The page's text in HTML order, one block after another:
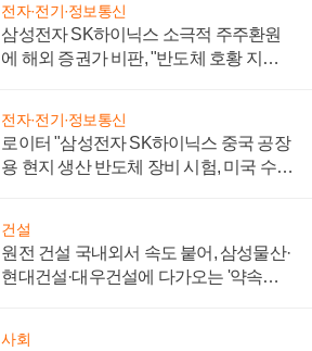
전자·전기·정보통신
삼성전자 SK하이닉스 소극적 주주환원
에 해외 증권가 비판, "반도체 호황 지속
전자·전기·정보통신
로이터 "삼성전자 SK하이닉스 중국 공장
용 현지 생산 반도체 장비 시험, 미국 수출
건설
원전 건설 국내외서 속도 붙어, 삼성물산·
현대건설·대우건설에 다가오는 '약속의
사회